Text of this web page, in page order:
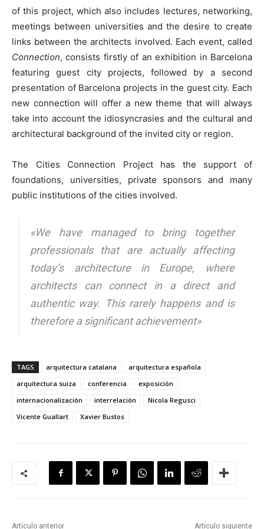
of this project, which also includes lectures, networking,
meetings between universities and the desire to create
links between the architects involved. Each event, called
Connection, consists firstly of an exhibition in Barcelona
featuring guest city projects, followed by a second
presentation of Barcelona projects in the guest city. Each
new connection will offer a new theme that will always
take into account the idiosyncrasies and the cultural and
architectural background of the invited city or region.
The Cities Connection Project has the support of
foundations, universities, private sponsors and many
public institutions of the cities involved.
«We have managed to bring together
professionals that are actually affecting
today’s architecture in Europe, where
architects can connect in a direct and
authentic way. This rarely happens and is
therefore a significant achievement»
TAGS arquitectura catalana
arquitectura española
arquitectura suiza
conferencia
exposición
internacionalización
interrelación
Nicola Regusci
Vicente Guallart
Xavier Bustos
Artículo anterior Artículo siguiente